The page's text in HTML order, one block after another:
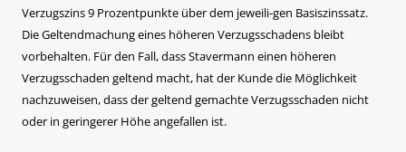
Verzugszins 9 Prozentpunkte über dem jeweili-gen Basiszinssatz.
Die Geltendmachung eines höheren Verzugsschadens bleibt
vorbehalten. Für den Fall, dass Stavermann einen höheren
Verzugsschaden geltend macht, hat der Kunde die Möglichkeit
nachzuweisen, dass der geltend gemachte Verzugsschaden nicht
oder in geringerer Höhe angefallen ist.